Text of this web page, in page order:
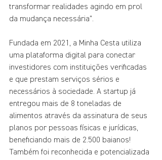
transformar realidades agindo em prol
da mudança necessária".
Fundada em 2021, a Minha Cesta utiliza
uma plataforma digital para conectar
investidores com instituições verificadas
e que prestam serviços sérios e
necessários à sociedade. A startup já
entregou mais de 8 toneladas de
alimentos através da assinatura de seus
planos por pessoas físicas e jurídicas,
beneficiando mais de 2.500 baianos!
Também foi reconhecida e potencializada